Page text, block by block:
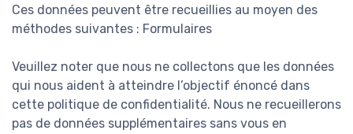
Ces données peuvent être recueillies au moyen des
méthodes suivantes : Formulaires
Veuillez noter que nous ne collectons que les données
qui nous aident à atteindre l’objectif énoncé dans
cette politique de confidentialité. Nous ne recueillerons
pas de données supplémentaires sans vous en